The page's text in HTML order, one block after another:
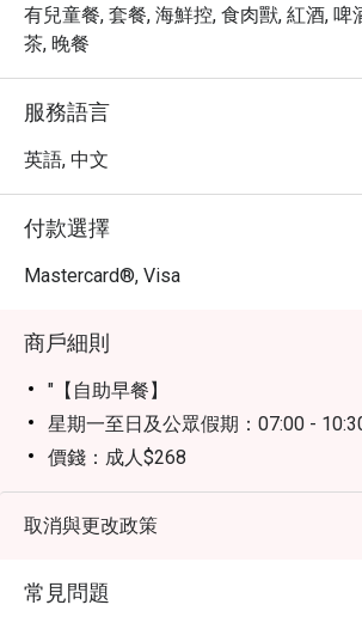
設施/服務：信用卡
有兒童餐, 套餐, 海鮮控, 食肉獸, 紅酒, 啤
茶, 晚餐
服務語言
英語, 中文
付款選擇
Mastercard®, Visa
商戶細則
"【自助早餐】
星期一至日及公眾假期：07:00 -
價錢：成人$268
【自助午餐】
星期一至五：12:00 - 14:30
星期六、日及公眾假期：12:00 - 14:30
取消與更改政策
常見問題